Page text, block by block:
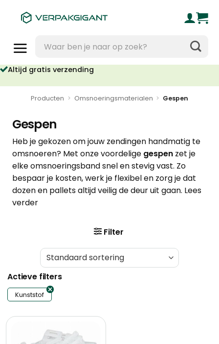
naar:
gratis verzending
Voor 16u besteld, vandaag verzonden
Producten > Omsnoeringsmaterialen > Gespen
Gespen
Heb je gekozen om jouw zendingen handmatig te
omsnoeren? Met onze voordelige gespen zet je
elke omsnoeringsband snel en stevig vast. Zo
bespaar je kosten, werk je flexibel en zorg je dat
dozen en pallets altijd veilig de deur uit gaan. Lees
verder
Filter
Actieve filters
Kunststof